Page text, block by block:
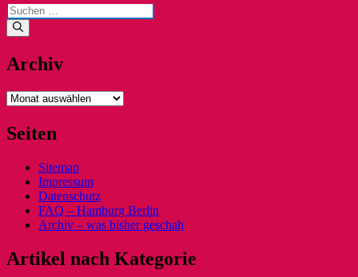
Suchen
nach:
Archiv
Archiv
Seiten
Sitemap
Impressum
Datenschutz
FAQ – Hamburg Berlin
Archiv – was bisher geschah
Artikel nach Kategorie